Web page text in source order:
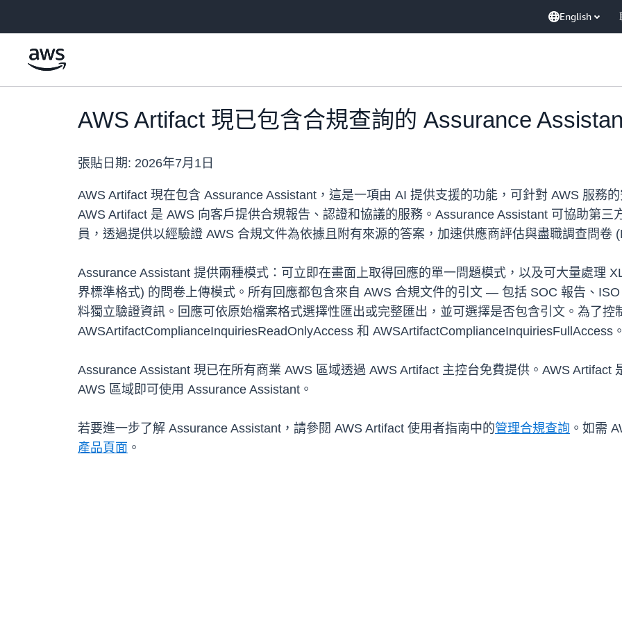
English
AWS Artifact 現已包含合規查詢的 Assurance
張貼日期: 2026年7月1日
AWS Artifact 現在包含 Assurance Assistant，這是一項由 AI 提供支援的功能，可針對 AWS 服務
AWS Artifact 是 AWS 向客戶提供合規報告、認證和協議的服務。Assurance Assistant 可協助第
員，透過提供以經驗證 AWS 合規文件為依據且附有來源的答案，加速供應商評估與盡職調查問卷
Assurance Assistant 提供兩種模式：可立即在畫面上取得回應的單一問題模式，以及可大量處理
界標準格式) 的問卷上傳模式。所有回應都包含來自 AWS 合規文件的引文 — 包括 SOC 報告、
料獨立驗證資訊。回應可依原始檔案格式選擇性匯出或完整匯出，並可選擇是否包含引文。為了
AWSArtifactComplianceInquiriesReadOnlyAccess 和 AWSArtifactComplianceInquiriesFullAccess
Assurance Assistant 現已在所有商業 AWS 區域透過 AWS Artifact 主控台免費提供。AWS Artifact
AWS 區域即可使用 Assurance Assistant。
若要進一步了解 Assurance Assistant，請參閱 AWS Artifact 使用者指南中的管理合規查詢 。如需
產品頁面 。